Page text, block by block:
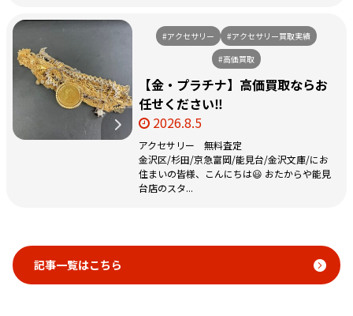
#アクセサリー
#アクセサリー買取実績
#高価買取
【金・プラチナ】高価買取ならお
任せください‼️
2026.8.5
アクセサリー 無料査定
金沢区/杉田/京急富岡/能見台/金沢文庫/にお
住まいの皆様、こんにちは😃 おたからや能見
台店のスタ...
記事一覧はこちら